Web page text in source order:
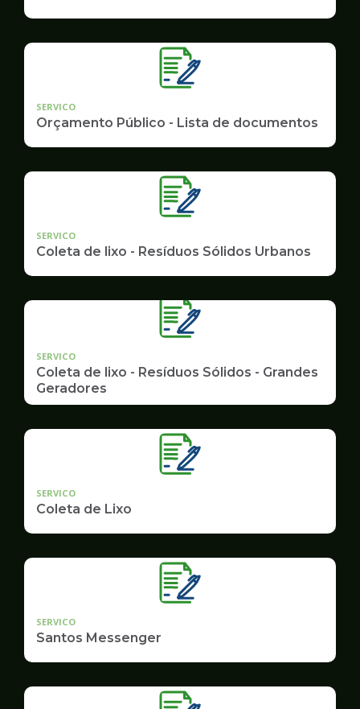
Governo
SERVICO
Orçamento Público - Lista de documentos
SERVICO
Coleta de lixo - Resíduos Sólidos Urbanos
SERVICO
Coleta de lixo - Resíduos Sólidos - Grandes
Geradores
SERVICO
Coleta de Lixo
SERVICO
Santos Messenger